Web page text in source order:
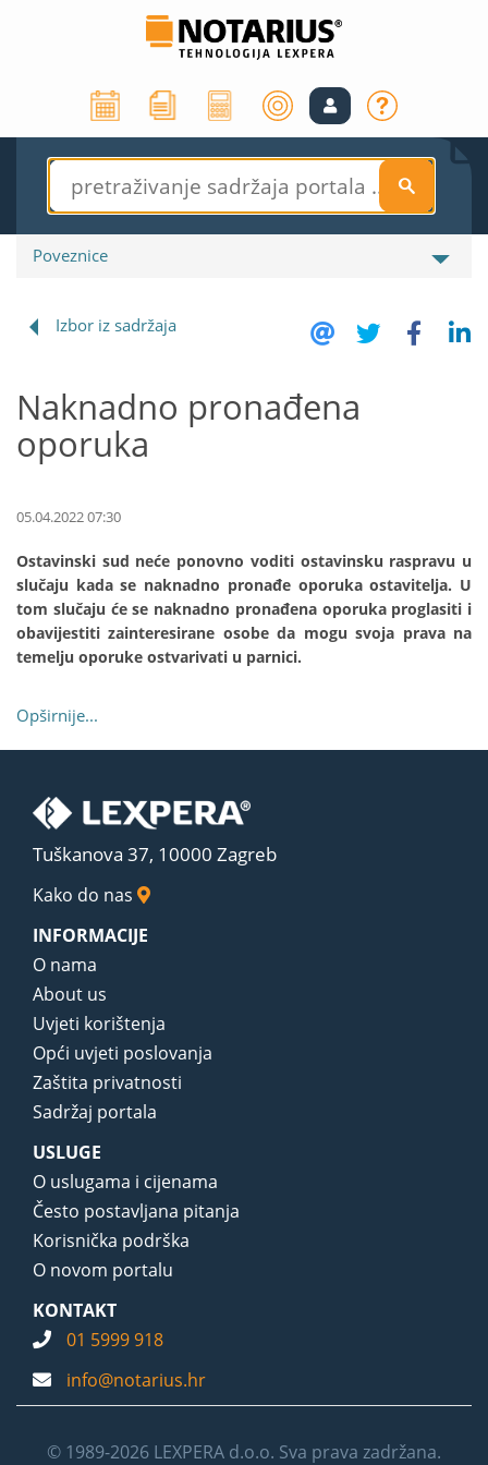
S
Poveznice
Izbor iz sadržaja
Naknadno pronađena
oporuka
05.04.2022 07:30
Ostavinski sud neće ponovno voditi ostavinsku raspravu u
slučaju kada se naknadno pronađe oporuka ostavitelja. U
tom slučaju će se naknadno pronađena oporuka proglasiti i
obavijestiti zainteresirane osobe da mogu svoja prava na
temelju oporuke ostvarivati u parnici.
Opširnije...
Tuškanova 37, 10000 Zagreb
Kako do nas
INFORMACIJE
O nama
About us
Uvjeti korištenja
Opći uvjeti poslovanja
Zaštita privatnosti
Sadržaj portala
USLUGE
O uslugama i cijenama
Često postavljana pitanja
Korisnička podrška
O novom portalu
KONTAKT
01 5999 918
info@notarius.hr
© 1989-2026 LEXPERA d.o.o. Sva prava zadržana.